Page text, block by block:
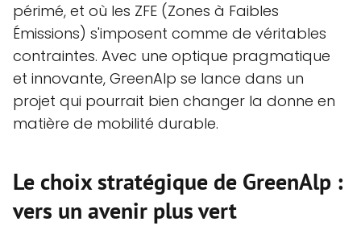
périmé, et où les ZFE (Zones à Faibles
Émissions) s'imposent comme de véritables
contraintes. Avec une optique pragmatique
et innovante, GreenAlp se lance dans un
projet qui pourrait bien changer la donne en
matière de mobilité durable.
Le choix stratégique de GreenAlp :
vers un avenir plus vert